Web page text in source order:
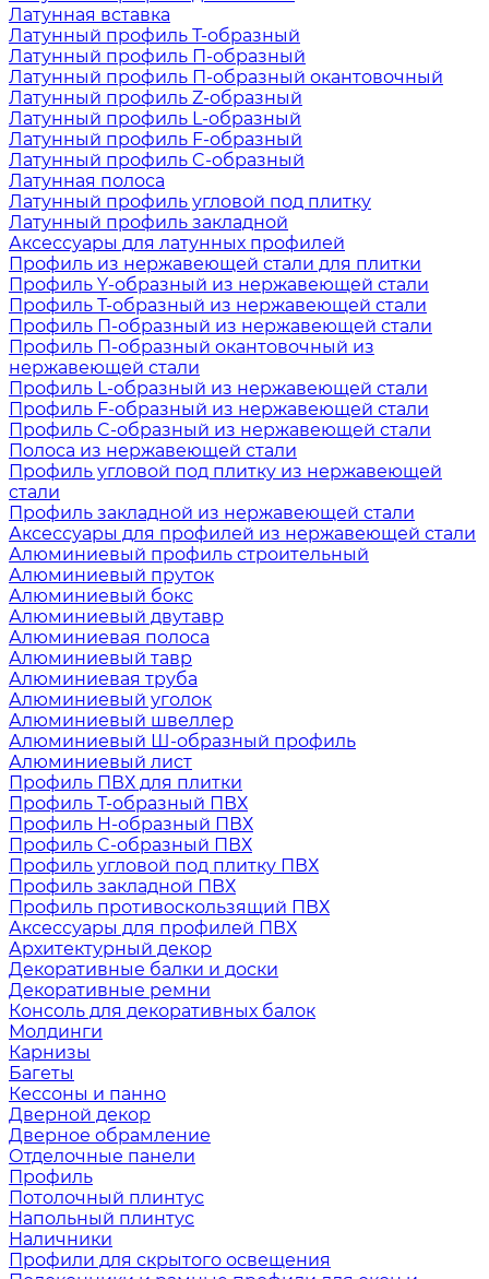
Латунная вставка
Латунный профиль Т-образный
Латунный профиль П-образный
Латунный профиль П-образный окантовочный
Латунный профиль Z-образный
Латунный профиль L-образный
Латунный профиль F-образный
Латунный профиль C-образный
Латунная полоса
Латунный профиль угловой под плитку
Латунный профиль закладной
Аксессуары для латунных профилей
Профиль из нержавеющей стали для плитки
Профиль Y-образный из нержавеющей стали
Профиль Т-образный из нержавеющей стали
Профиль П-образный из нержавеющей стали
Профиль П-образный окантовочный из
нержавеющей стали
Профиль L-образный из нержавеющей стали
Профиль F-образный из нержавеющей стали
Профиль C-образный из нержавеющей стали
Полоса из нержавеющей стали
Профиль угловой под плитку из нержавеющей
стали
Профиль закладной из нержавеющей стали
Аксессуары для профилей из нержавеющей стали
Алюминиевый профиль строительный
Алюминиевый пруток
Алюминиевый бокс
Алюминиевый двутавр
Алюминиевая полоса
Алюминиевый тавр
Алюминиевая труба
Алюминиевый уголок
Алюминиевый швеллер
Алюминиевый Ш-образный профиль
Алюминиевый лист
Профиль ПВХ для плитки
Профиль Т-образный ПВХ
Профиль H-образный ПВХ
Профиль C-образный ПВХ
Профиль угловой под плитку ПВХ
Профиль закладной ПВХ
Профиль противоскользящий ПВХ
Аксессуары для профилей ПВХ
Архитектурный декор
Декоративные балки и доски
Декоративные ремни
Консоль для декоративных балок
Молдинги
Карнизы
Багеты
Кессоны и панно
Дверной декор
Дверное обрамление
Отделочные панели
Профиль
Потолочный плинтус
Напольный плинтус
Наличники
Профили для скрытого освещения